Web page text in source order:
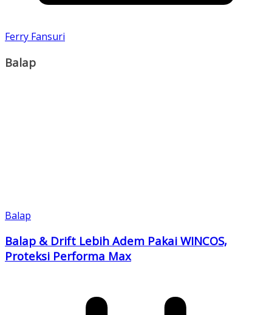
Ferry Fansuri
Balap
Balap
Balap & Drift Lebih Adem Pakai WINCOS,
Proteksi Performa Max